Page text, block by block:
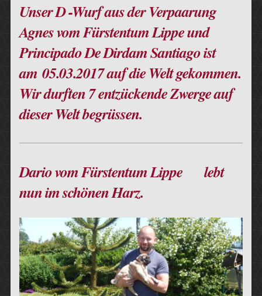
Unser D -Wurf aus der Verpaarung
Agnes vom Fürstentum Lippe und
Principado De Dirdam Santiago ist
am 05.03.2017 auf die Welt gekommen.
Wir durften 7 entzückende Zwerge auf
dieser Welt begrüssen.
Dario vom Fürstentum Lippe lebt
nun im schönen Harz.